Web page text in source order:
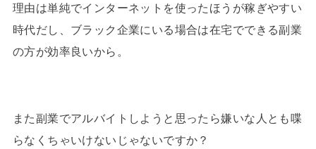
理由は単純でインターネットを使ったほうが稼ぎやすい
時代だし、ブラック企業にいる場合は在宅でできる副業
の方が効率良いから。
また副業でアルバイトしようと思ったら嫌いな人とも喋
らなくちゃいけないじゃないですか？